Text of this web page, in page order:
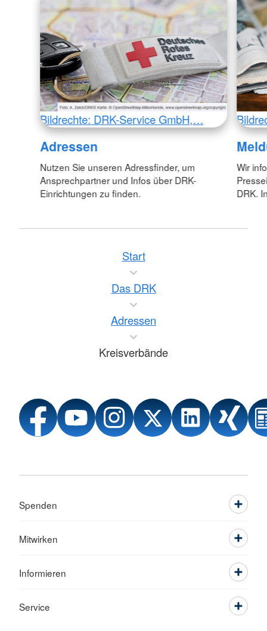
Bildrechte: DRK-Service GmbH,…
Adressen
Nutzen Sie unseren Adressfinder, um
Ansprechpartner und Infos über DRK-
Einrichtungen zu finden.
Wir
DRK.
Start
Das DRK
Adressen
Kreisverbände
Spenden
Mitwirken
Informieren
Service